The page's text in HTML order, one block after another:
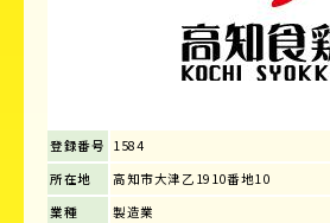
登録番号 1584
所在地
高知市大津乙1910番地10
業種
製造業